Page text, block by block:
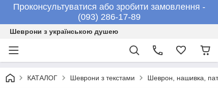
Проконсультуватися або зробити замовлення -
(093) 286-17-89
Шеврони з українською душею
КАТАЛОГ Шеврони з текстами Шеврон, нашивка,